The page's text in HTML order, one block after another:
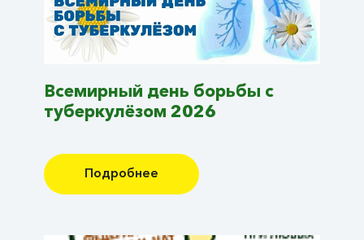
Всемирный день борьбы с
туберкулёзом 2026
Подробнее